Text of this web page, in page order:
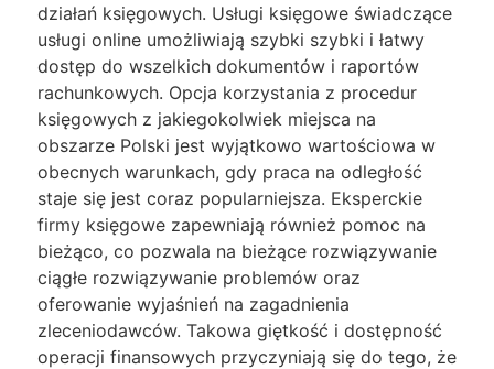
działań księgowych. Usługi księgowe świadczące
usługi online umożliwiają szybki szybki i łatwy
dostęp do wszelkich dokumentów i raportów
rachunkowych. Opcja korzystania z procedur
księgowych z jakiegokolwiek miejsca na
obszarze Polski jest wyjątkowo wartościowa w
obecnych warunkach, gdy praca na odległość
staje się jest coraz popularniejsza. Eksperckie
firmy księgowe zapewniają również pomoc na
bieżąco, co pozwala na bieżące rozwiązywanie
ciągłe rozwiązywanie problemów oraz
oferowanie wyjaśnień na zagadnienia
zleceniodawców. Takowa giętkość i dostępność
operacji finansowych przyczyniają się do tego, że